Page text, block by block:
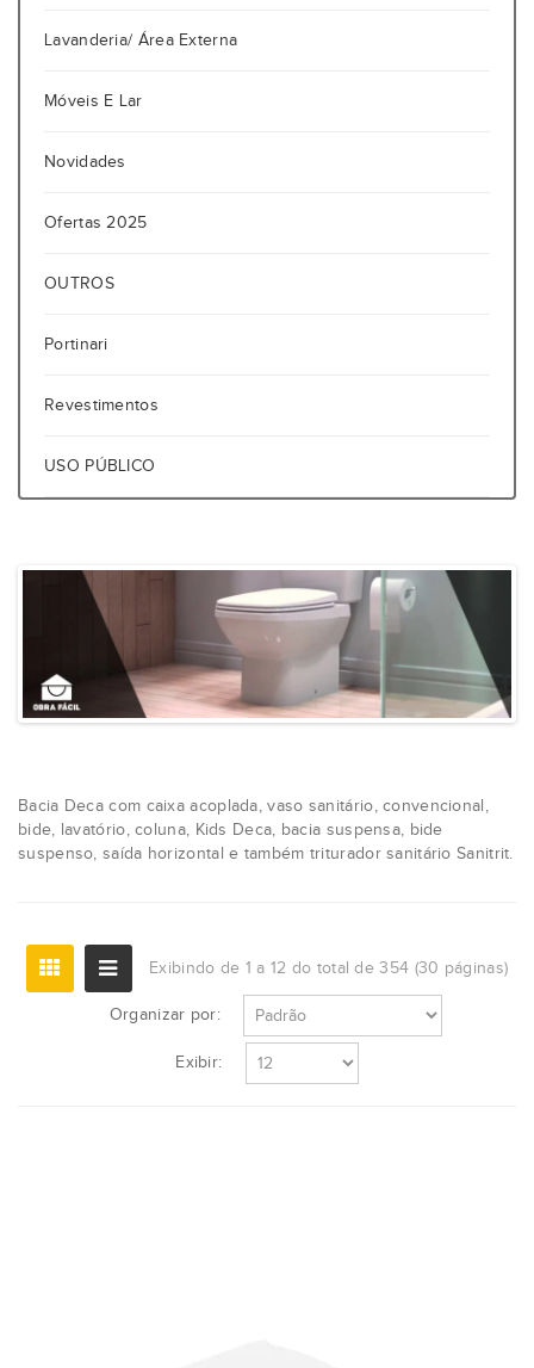
Lavanderia/ Área Externa
Móveis E Lar
Novidades
Ofertas 2025
OUTROS
Portinari
Revestimentos
USO PÚBLICO
Bacia Deca com caixa acoplada, vaso sanitário, convencional,
bide, lavatório, coluna, Kids Deca, bacia suspensa, bide
suspenso, saída horizontal e também triturador sanitário Sanitrit.
Exibindo de 1 a 12 do total de 354 (30 páginas)
Organizar por:
Exibir: